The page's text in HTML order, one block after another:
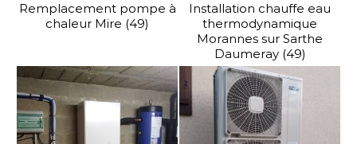
Remplacement pompe à
chaleur Mire (49)
Installation chauffe eau
thermodynamique
Morannes sur Sarthe
Daumeray (49)